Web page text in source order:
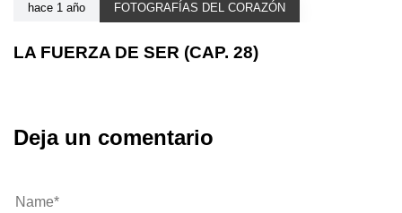
hace 1 año FOTOGRAFÍAS DEL CORAZÓN
LA FUERZA DE SER (CAP. 28)
Deja un comentario